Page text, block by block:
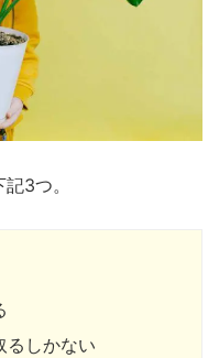
3つ。
るしかない